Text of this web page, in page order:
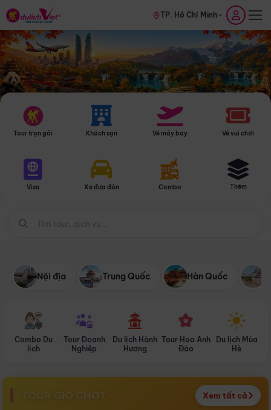
TP. Hồ Chí Minh
Tour trọn gói Khách sạn Vé máy bay Vé vui chơi
Visa Xe đưa đón Combo Thêm
Nội địa Trung Quốc Hàn Quốc
Combo Du
lịch
Tour Doanh
Nghiệp
Du lịch Hành
Hương
Tour Hoa Anh
Đào
Du lịch Mùa
Hè
TOUR GIỜ CHÓT Xem tất cả
Điểm nổi bật